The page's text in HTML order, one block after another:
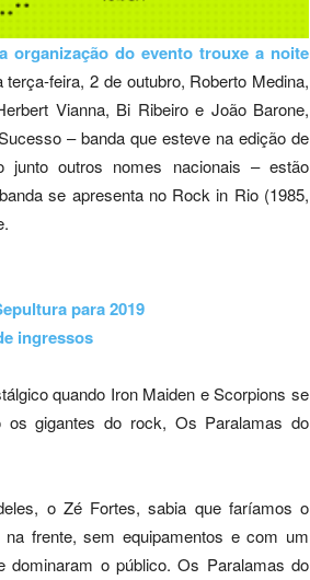
organização do evento trouxe a noite
terça-feira, 2 de outubro, Roberto Medina,
Vianna, Bi Ribeiro e João Barone,
– banda que esteve na edição de
outros nomes nacionais – estão
se apresenta no Rock in Rio (1985,
para 2019
ingressos
quando Iron Maiden e Scorpions se
gigantes do rock, Os Paralamas do
o Zé Fortes, sabia que faríamos o
frente, sem equipamentos e com um
dominaram o público. Os Paralamas do